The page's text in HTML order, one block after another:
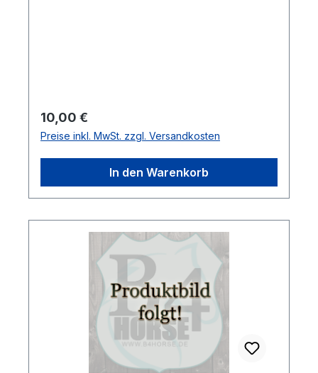
Regulärer Preis:
10,00 €
Preise inkl. MwSt. zzgl. Versandkosten
In den Warenkorb